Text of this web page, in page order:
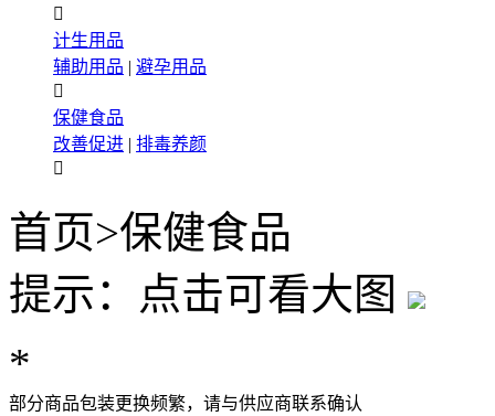

计生用品
辅助用品 | 避孕用品

保健食品
改善促进 | 排毒养颜

首页>保健食品
提示：点击可看大图
*
部分商品包装更换频繁，请与供应商联系确认